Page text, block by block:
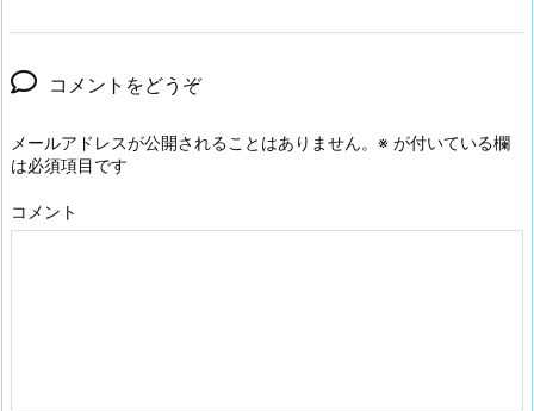
コメントをどうぞ
メールアドレスが公開されることはありません。 ※ が付いている欄
は必須項目です
コメント